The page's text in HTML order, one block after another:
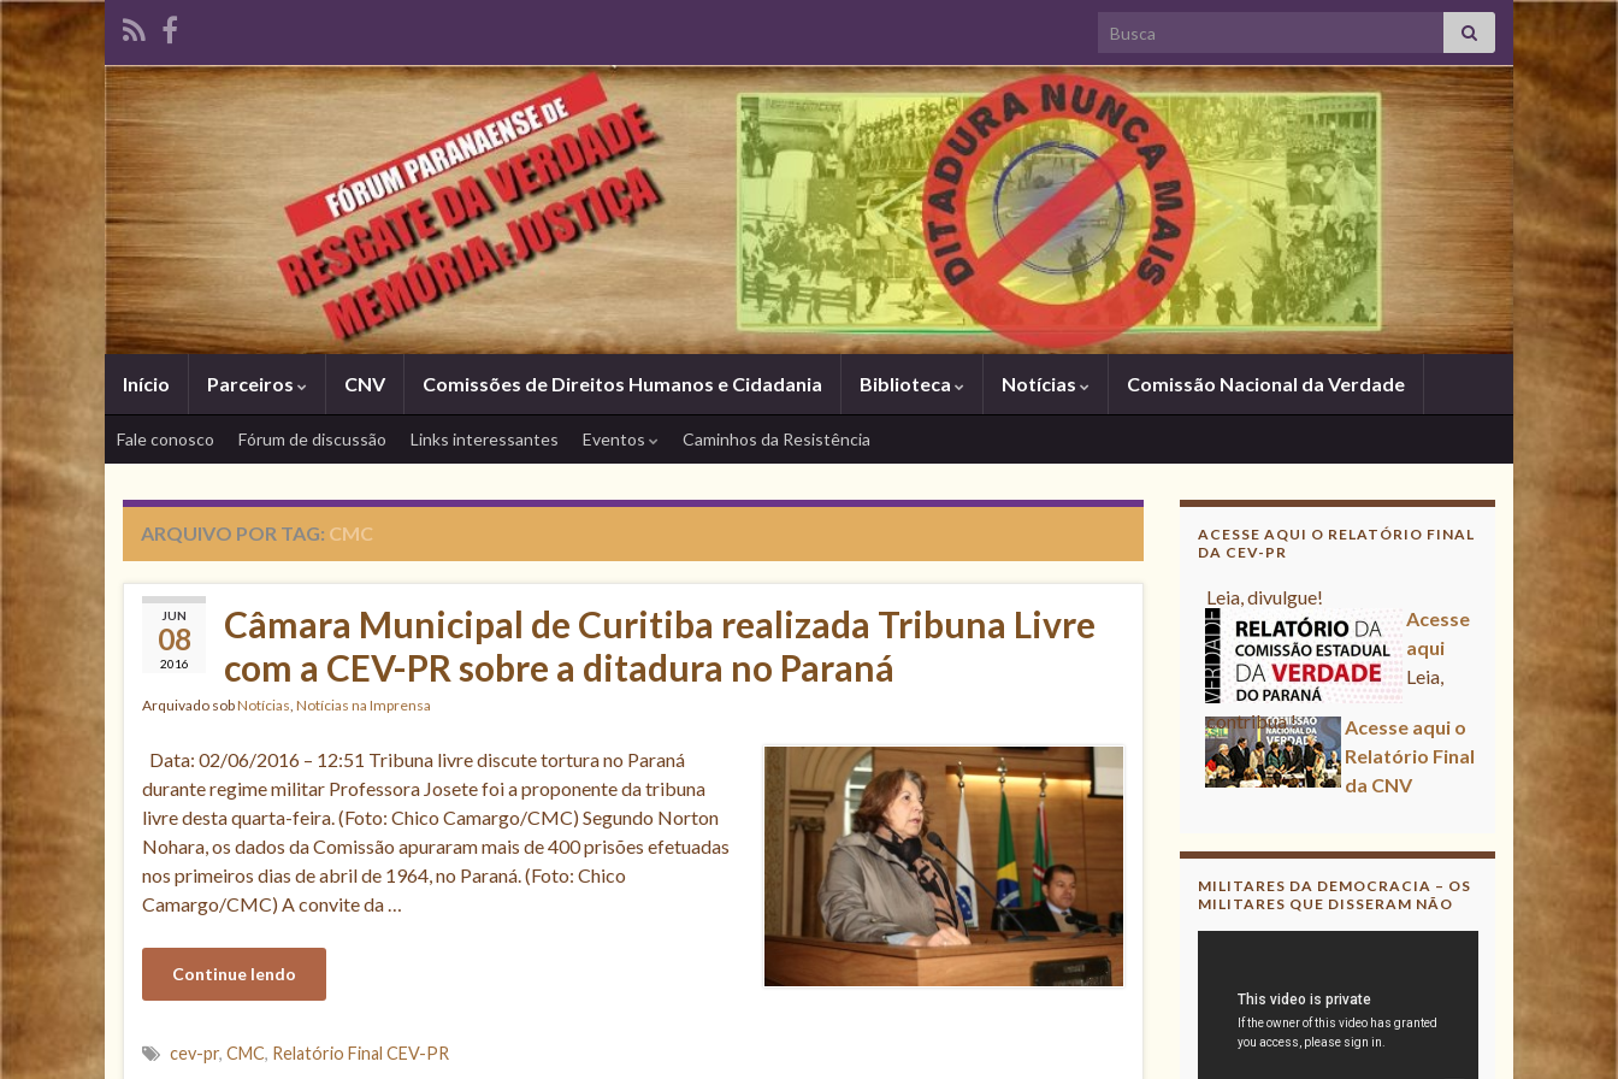
Search for:
Início Parceiros CNV Comissões de Direitos Humanos e Cidadania Biblioteca Notícias Comissão Nacional da Verdade
Fale conosco Fórum de discussão Links interessantes Eventos Caminhos da Resistência
ARQUIVO POR TAG: CMC
JUN
08
2016
Câmara Municipal de Curitiba realizada Tribuna Livre
com a CEV-PR sobre a ditadura no Paraná
Arquivado sobNotícias, Notícias na Imprensa
Data: 02/06/2016 – 12:51 Tribuna livre discute tortura no Paraná
durante regime militar Professora Josete foi a proponente da tribuna
livre desta quarta-feira. (Foto: Chico Camargo/CMC) Segundo Norton
Nohara, os dados da Comissão apuraram mais de 400 prisões efetuadas
nos primeiros dias de abril de 1964, no Paraná. (Foto: Chico
Camargo/CMC) A convite da …
Continue lendo
cev-pr, CMC, Relatório Final CEV-PR
ACESSE AQUI O RELATÓRIO FINAL
DA CEV-PR
Acesse aqui
Leia, contribua !
Acesse aqui o Relatório Final
da CNV
Leia, divulgue!
Leia, contribua !
MILITARES DA DEMOCRACIA – OS
MILITARES QUE DISSERAM NÃO